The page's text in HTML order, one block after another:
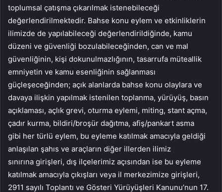
toplumsal çatışma çıkarılmak istenebileceği
değerlendirilmektedir. Bahse konu eylem ve etkinliklerin
ilimizde de yapılabileceği değerlendirildiğinde, kamu
düzeni ve güvenliği bozulabileceğinden, can ve mal
güvenliğinin, kişi dokunulmazlığının, tasarrufa müteallik
emniyetin ve kamu esenliğinin sağlanması
güçleşeceğinden; açık alanlarda bahse konu olaylara ve
davaya ilişkin yapılmak istenilen toplanma, yürüyüş, basın
açıklaması, açlık grevi, oturma eylemi, miting, stant açma,
çadır kurma, bildiri/broşür dağıtma, afiş/pankart asma
gibi her türlü eylem, bu eyleme katılmak amacıyla geldiği
anlaşılan şahıs ve araçların diğer illerden ilimiz
sınırına girişleri, dış ilçelerimiz açısından ise bu eyleme
katılmak amacıyla çıkışları veya il merkezimize girişleri,
2911 sayılı Toplantı ve Gösteri Yürüyüşleri Kanunu’nun 17.